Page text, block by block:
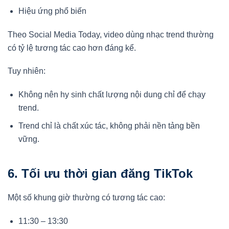
Hiệu ứng phổ biến
Theo Social Media Today, video dùng nhạc trend thường
có tỷ lệ tương tác cao hơn đáng kể.
Tuy nhiên:
Không nên hy sinh chất lượng nội dung chỉ để chạy
trend.
Trend chỉ là chất xúc tác, không phải nền tảng bền
vững.
6. Tối ưu thời gian đăng TikTok
Một số khung giờ thường có tương tác cao:
11:30 – 13:30